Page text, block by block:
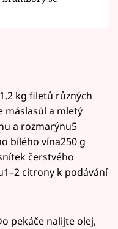
kg filetů různých
máslasůl a mletý
a rozmarýnu5
bílého vína250 g
čerstvého
citrony k podávání
pekáče nalijte olej,